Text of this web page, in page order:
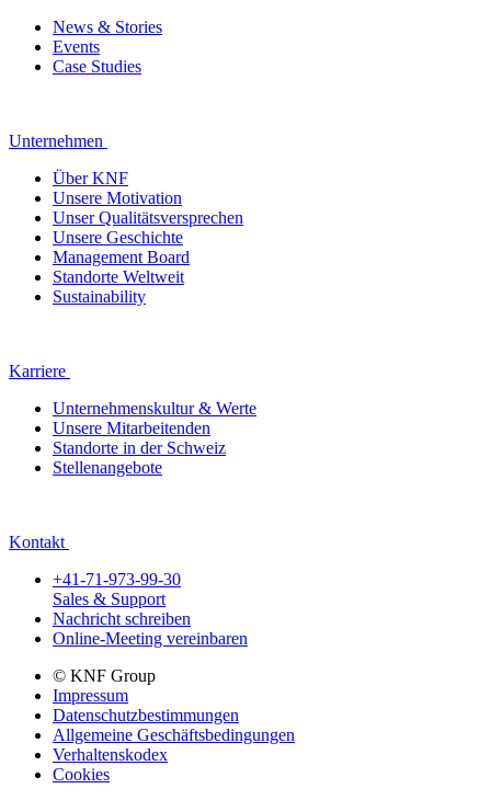
News & Stories
Events
Case Studies
Unternehmen
Über KNF
Unsere Motivation
Unser Qualitätsversprechen
Unsere Geschichte
Management Board
Standorte Weltweit
Sustainability
Karriere
Unternehmenskultur & Werte
Unsere Mitarbeitenden
Standorte in der Schweiz
Stellenangebote
Kontakt
+41-71-973-99-30
Sales & Support
Nachricht schreiben
Online-Meeting vereinbaren
© KNF Group
Impressum
Datenschutzbestimmungen
Allgemeine Geschäftsbedingungen
Verhaltenskodex
Cookies